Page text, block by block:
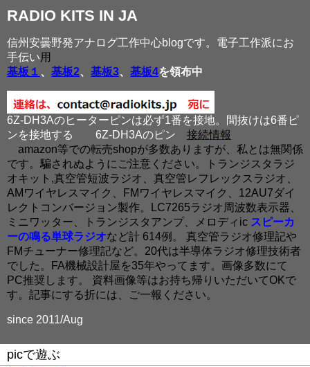
RADIO KITS IN JA
信州安曇野発アナログ工作中心blogです。電子工作派にお
手伝い用
基板１ 、 基板2、 基板3、 基板4を領布中
6Z-DH3Aのヒーターピンは必ず1番を接地。間抜けは6番ピ
ンを接地する
6Z-DH3Aのピン 接続情報
amazon等での転売shopが多数ありますが、私とは無関係
です。騙されぬようにご注意ください。トランジスタラジ
オキット,真空管短波ラジオ、真空管レフレックスラジオ、
AMワイヤレスマイク、FMワイヤレスマイク、12AU7ダイ
レクトコンバージョン製作。LC7265ラジオ周波数表示器、
ミニワッター、トランジスタアンプ、メロディic スピーカ
ーの鳴る単球ラジオなど計 614例。 真空管ラジオ修理記や
FMチューナー修理記など。20代は半導体ラジオ修理技術者
でした。FA機械設計屋を35年やってます。画像多数にて
PC推奨します。 資料画像等はお持ち帰りいただいてOKで
す。記事にする折には、ご一報ください。
since 2011/Aug
picで遊ぶ